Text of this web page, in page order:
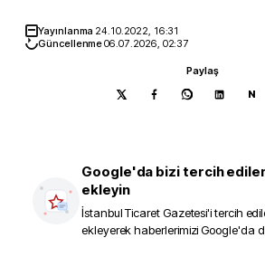
Yayınlanma 24.10.2022, 16:31
Güncellenme06.07.2026, 02:37
Paylaş
N
Google'da bizi tercih
ekleyin
İstanbul Ticaret Gazetesi'i tercih
ekleyerek haberlerimizi Google'da